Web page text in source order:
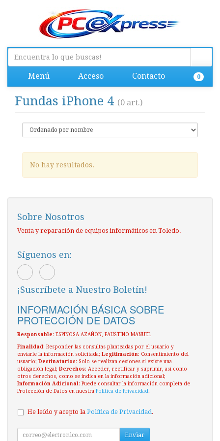
Menú Acceso Contacto 0
Fundas iPhone 4 (0 art.)
No hay resultados.
Sobre Nosotros
Venta y reparación de equipos informáticos en Toledo.
Síguenos en:
¡Suscríbete a Nuestro Boletín!
INFORMACIÓN BÁSICA SOBRE
PROTECCIÓN DE DATOS
Responsable: ESPINOSA AZAÑON, FAUSTINO MANUEL
Finalidad: Responder las consultas planteadas por el usuario y
enviarle la información solicitada; Legitimación: Consentimiento del
usuario; Destinatarios: Solo se realizan cesiones si existe una
obligación legal; Derechos: Acceder, rectificar y suprimir, así como
otros derechos, como se indica en la información adicional;
Información Adicional : Puede consultar la información completa de
Protección de Datos en nuestra Política de Privacidad .
He leído y acepto la Política de Privacidad.
Enviar